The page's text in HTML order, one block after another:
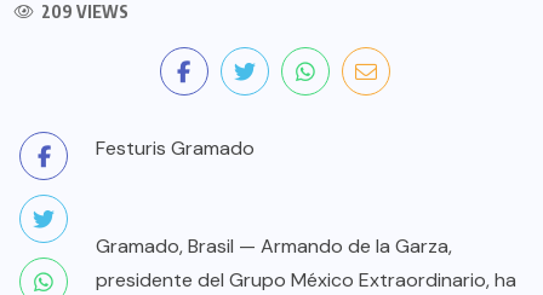
209 VIEWS
Festuris Gramado
Gramado, Brasil — Armando de la Garza,
presidente del Grupo México Extraordinario, ha